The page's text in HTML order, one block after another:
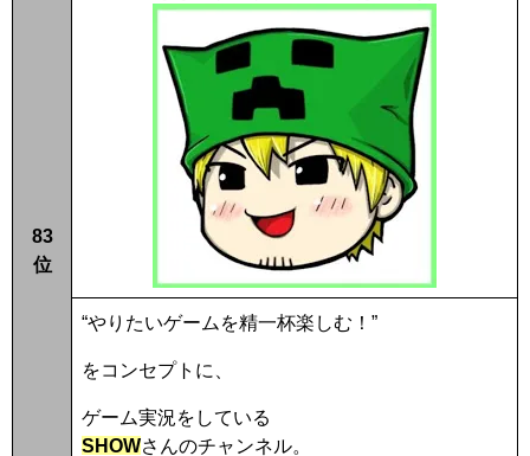
83
位
“やりたいゲームを精一杯楽しむ！”
をコンセプトに、
ゲーム実況をしている
SHOWさんのチャンネル。